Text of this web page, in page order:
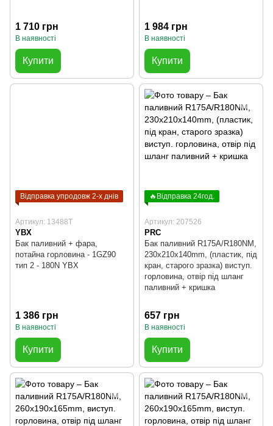
1 710 грн
В наявності
Купити
1 984 грн
В наявності
Купити
Відправка упродовж 2-х днів
Артикул: 13488T
YBX
Бак паливний + фара,
потайна горловина - 1GZ90
тип 2 - 180N YBX
1 386 грн
В наявності
Купити
🔥Відправка 24год.
Артикул: 207526
PRC
Бак паливний R175A/R180NM,
230x210x140mm, (пластик, під
кран, старого зразка) виступ.
горловина, отвір під шланг
паливний + кришка
657 грн
В наявності
Купити